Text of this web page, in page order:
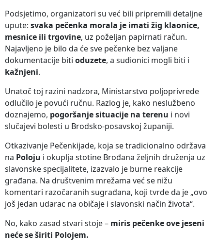
Podsjetimo, organizatori su već bili pripremili detaljne
upute: svaka pečenka morala je imati žig klaonice,
mesnice ili trgovine, uz poželjan papirnati račun.
Najavljeno je bilo da će sve pečenke bez valjane
dokumentacije biti oduzete, a sudionici mogli biti i
kažnjeni.
Unatoč toj razini nadzora, Ministarstvo poljoprivrede
odlučilo je povući ručnu. Razlog je, kako neslužbeno
doznajemo, pogoršanje situacije na terenu i novi
slučajevi bolesti u Brodsko-posavskoj županiji.
Otkazivanje Pečenkijade, koja se tradicionalno održava
na Poloju i okuplja stotine Brođana željnih druženja uz
slavonske specijalitete, izazvalo je burne reakcije
građana. Na društvenim mrežama već se nižu
komentari razočaranih sugrađana, koji tvrde da je „ovo
još jedan udarac na običaje i slavonski način života“.
No, kako zasad stvari stoje – miris pečenke ove jeseni
neće se širiti Polojem.